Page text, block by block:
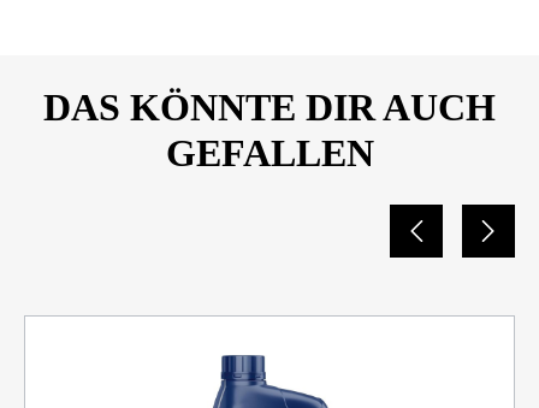
DAS KÖNNTE DIR AUCH
GEFALLEN